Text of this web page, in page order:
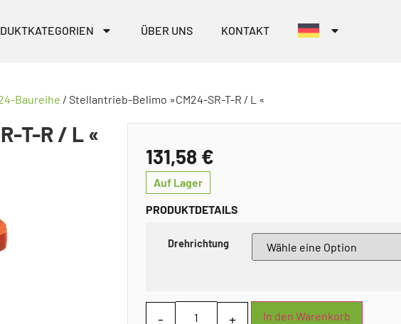
ÜBER UNS KONTAKT
Baureihe / Stellantrieb-Belimo »CM24-SR-T-R / L «
T-R / L «
131,58 €
Auf Lager
PRODUKTDETAILS
Drehrichtung
In den Warenkorb